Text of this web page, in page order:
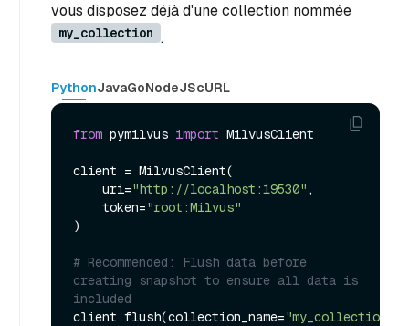
vous disposez déjà d'une collection nommée
my_collection .
PythonJavaGoNodeJScURL
from pymilvus import MilvusClient
client = MilvusClient(
    uri=
"http://localhost:19530" ,
    token=
"root:Milvus"
)
# Recommended: Flush data before
creating snapshot to ensure all data is
included
client.flush(collection_name="my_collection"